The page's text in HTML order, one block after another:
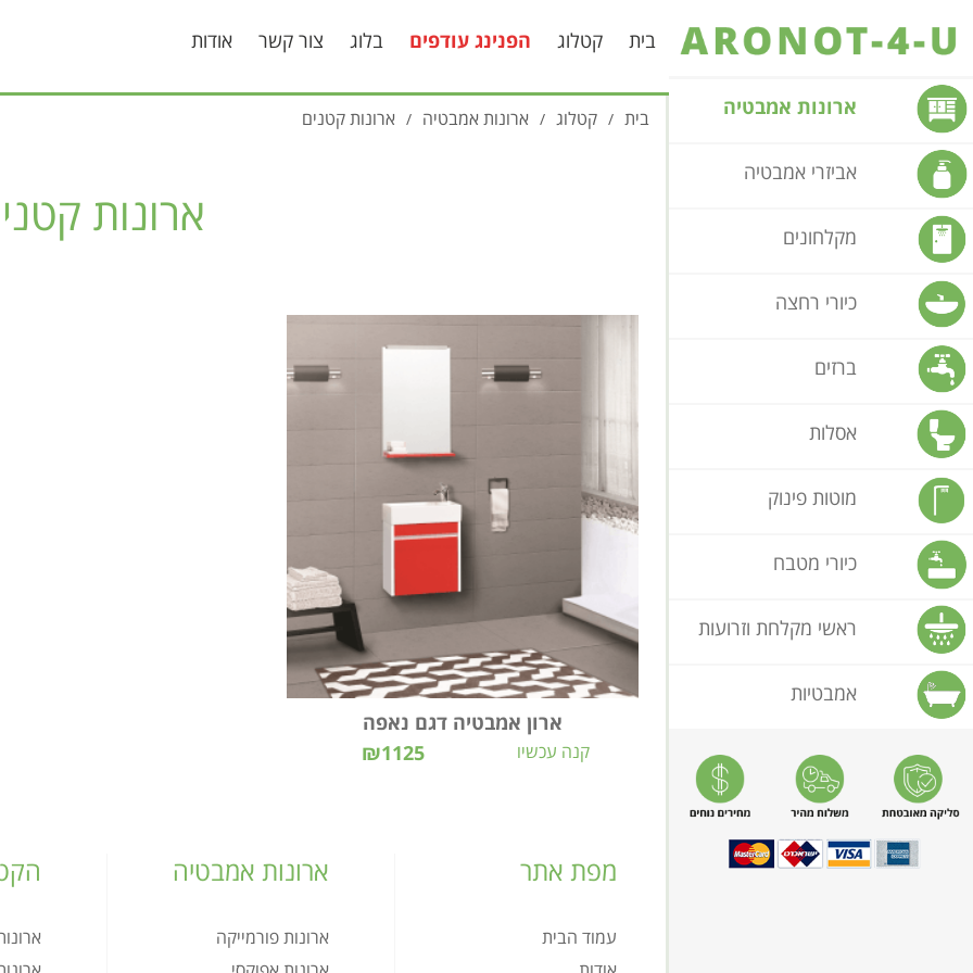
ארונות אמבטיה
אביזרי אמבטיה
מקלחונים
כיורי רחצה
ברזים
אסלות
מוטות פינוק
כיורי מטבח
ראשי מקלחת וזרועות
אמבטיות
בית קטלוג הפנינג עודפים בלוג צור קשר אודות
בית / קטלוג / ארונות אמבטיה / ארונות קטנים
ארונות
ארון אמבטיה דגם נאפה
₪1125 קנה עכשיו
מפת אתר
עמוד הבית
ארונות אמבטיה
ארונות פורמייקה